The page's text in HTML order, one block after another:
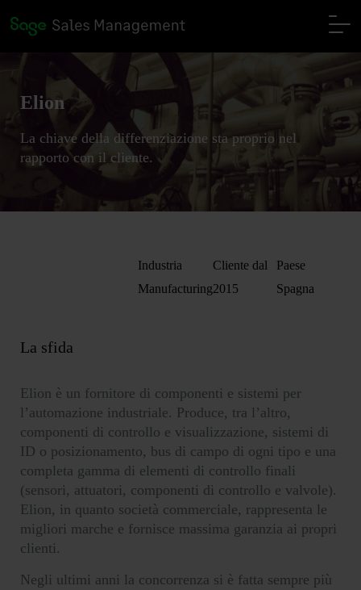
Elion
La chiave della differenziazione sta proprio nel
rapporto con il cliente.
Industria
Manufacturing
Cliente dal
2015
Paese
Spagna
La sfida
Elion è un fornitore di componenti e sistemi per
l’automazione industriale. Produce, tra l’altro,
componenti di controllo e visualizzazione, sistemi di
ID o posizionamento, bus di campo di ogni tipo e una
completa gamma di elementi di controllo finali
(sensori, attuatori, componenti di controllo e valvole).
Elion, in quanto società commerciale, rappresenta le
migliori marche e fornisce massima garanzia ai propri
clienti.
Negli ultimi anni la concorrenza si è fatta sempre più